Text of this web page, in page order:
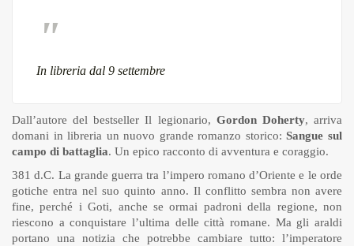
In libreria dal 9 settembre
Dall’autore del bestseller Il legionario, Gordon Doherty, arriva
domani in libreria un nuovo grande romanzo storico:Sangue sul
campo di battaglia. Un epico racconto di avventura e coraggio.
381 d.C. La grande guerra tra l’impero romano d’Oriente e le orde
gotiche entra nel suo quinto anno. Il conflitto sembra non avere
fine, perché i Goti, anche se ormai padroni della regione, non
riescono a conquistare l’ultima delle città romane. Ma gli araldi
portano una notizia che potrebbe cambiare tutto: l’imperatore